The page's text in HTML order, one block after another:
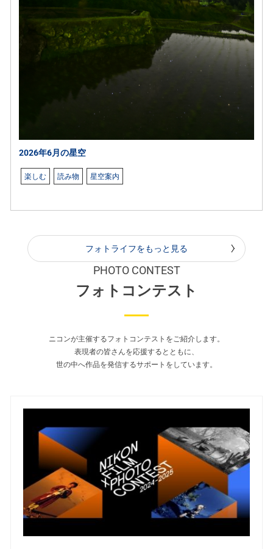
2026年6月の星空
楽しむ 読み物 星空案内
フォトライフをもっと見る
PHOTO CONTEST
フォトコンテスト
ニコンが主催するフォトコンテストをご紹介します。
表現者の皆さんを応援するとともに、
世の中へ作品を発信するサポートをしています。